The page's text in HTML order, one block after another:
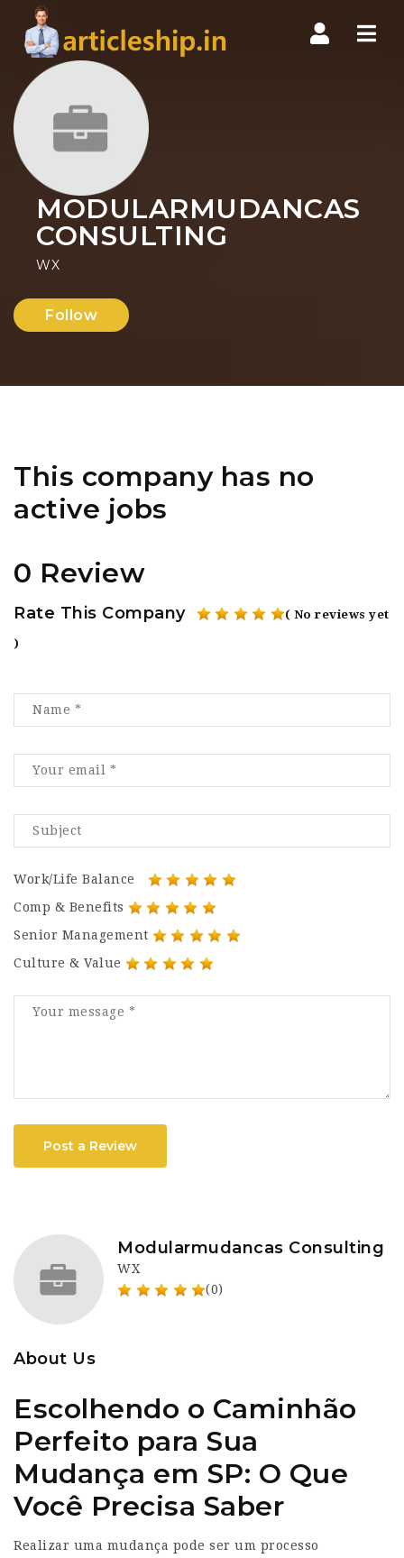
MODULARMUDANCAS
CONSULTING
WX
Follow
This company has no
active jobs
0 Review
Rate This Company ( No reviews yet
)
Work/Life Balance
Comp & Benefits
Senior Management
Culture & Value
Post a Review
Modularmudancas Consulting
WX
(0)
About Us
Escolhendo o Caminhão
Perfeito para Sua
Mudança em SP: O Que
Você Precisa Saber
Realizar uma mudança pode ser um processo